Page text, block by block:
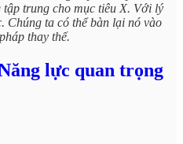
trung cho mục tiêu X. Với lý
Chúng ta có thể bàn lại nó vào
thay thế.
lực quan trọng